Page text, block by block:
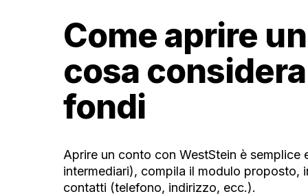
Come aprire
cosa
fondi
Aprire un conto con WestStein è
intermediari), compila il modulo proposto,
contatti (telefono, indirizzo, ecc.).